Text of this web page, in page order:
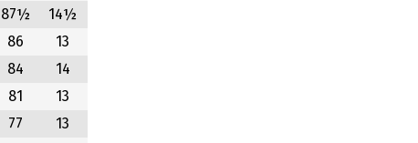
87½
14½
86
13
84
14
81
13
77
13